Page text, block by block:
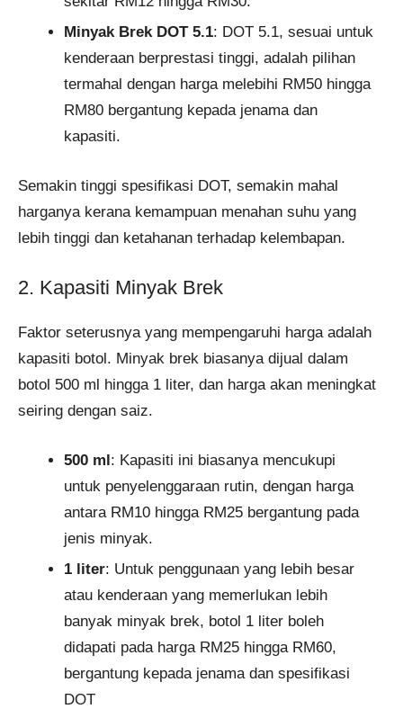
Minyak Brek DOT 5.1: DOT 5.1, sesuai untuk
kenderaan berprestasi tinggi, adalah pilihan
termahal dengan harga melebihi RM50 hingga
RM80 bergantung kepada jenama dan
kapasiti.
Semakin tinggi spesifikasi DOT, semakin mahal
harganya kerana kemampuan menahan suhu yang
lebih tinggi dan ketahanan terhadap kelembapan.
2. Kapasiti Minyak Brek
Faktor seterusnya yang mempengaruhi harga adalah
kapasiti botol. Minyak brek biasanya dijual dalam
botol 500 ml hingga 1 liter, dan harga akan meningkat
seiring dengan saiz.
500 ml: Kapasiti ini biasanya mencukupi
untuk penyelenggaraan rutin, dengan harga
antara RM10 hingga RM25 bergantung pada
jenis minyak.
1 liter: Untuk penggunaan yang lebih besar
atau kenderaan yang memerlukan lebih
banyak minyak brek, botol 1 liter boleh
didapati pada harga RM25 hingga RM60,
bergantung kepada jenama dan spesifikasi
DOT​